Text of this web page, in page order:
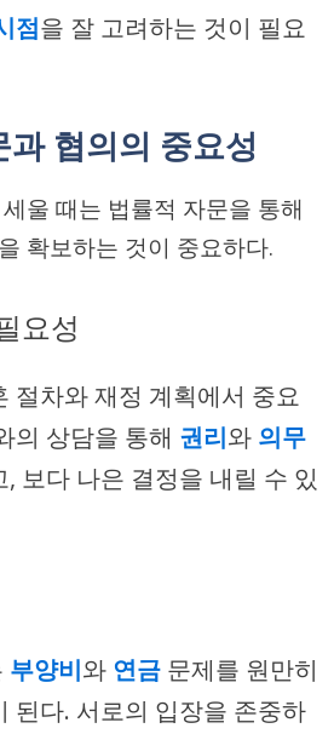
점을 잘 고려하는 것이 필요
협의의 중요성
울 때는 법률적 자문을 통해
확보하는 것이 중요하다.
요성
절차와 재정 계획에서 중요
의 상담을 통해 권리와 의무
보다 나은 결정을 내릴 수 있
부양비와 연금 문제를 원만히
된다. 서로의 입장을 존중하